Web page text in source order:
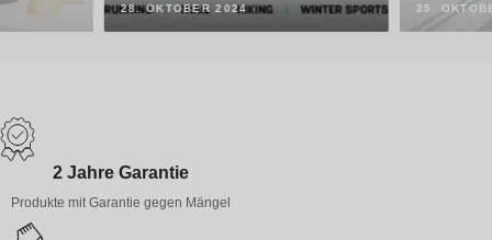
28. OKTOBER 2024 25.
2 Jahre Garantie
Produkte mit Garantie gegen Mängel